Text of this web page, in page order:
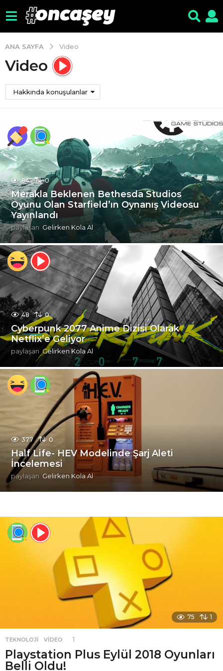
ANA SAYFA Video
Video
Hakkında konuşulanlar
84 0
Merakla Beklenen Bethesda Studios
Oyunu Olan Starfield’ın Oynanış Videosu
Yayınlandı
paylaşan Gelirken Kola Al
48 0
Cyberpunk 2077 Anime Dizisi Olarak
Netflix’e Geliyor
paylaşan Gelirken Kola Al
377 0
Half Life- HEV Modelinde Şarj Aleti
İncelemesi
paylaşan Gelirken Kola Al
75 1
TEKNOLOJI ,VIDEO 1
Playstation Plus Eylül 2018 Oyunları
Belli Oldu!